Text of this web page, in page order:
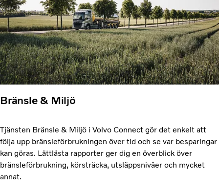
Bränsle & Miljö
Tjänsten Bränsle & Miljö i Volvo Connect gör det enkelt att
följa upp bränsleförbrukningen över tid och se var besparingar
kan göras. Lättlästa rapporter ger dig en överblick över
bränsleförbrukning, körsträcka, utsläppsnivåer och mycket
annat.